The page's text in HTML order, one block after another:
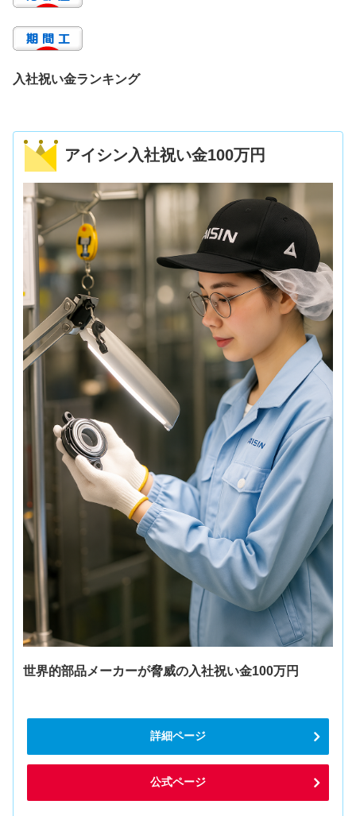
入社祝い金ランキング
アイシン入社祝い金100万円
世界的部品メーカーが脅威の入社祝い金100万円
詳細ページ
公式ページ